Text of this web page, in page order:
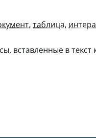
, таблица,
вставленные в